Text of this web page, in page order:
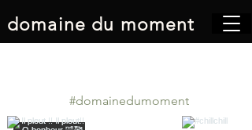
domaine du moment
#domainedumoment